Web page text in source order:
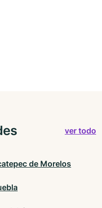
ver todo
de Morelos